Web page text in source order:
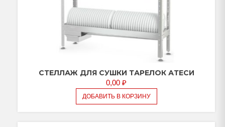
CТЕЛЛАЖ ДЛЯ СУШКИ ТАРЕЛОК АТЕСИ
0,00 ₽
ДОБАВИТЬ В КОРЗИНУ